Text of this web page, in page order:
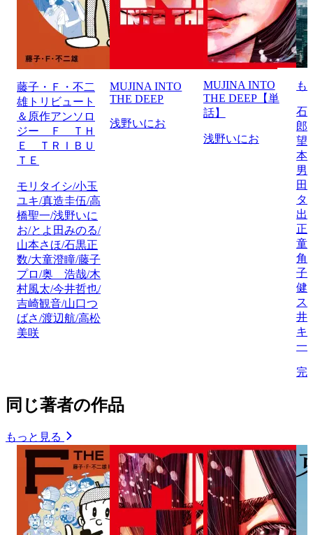
藤子・Ｆ・不二
雄トリビュート
＆原作アンソロ
ジー Ｆ ＴＨ
Ｅ ＴＲＩＢＵ
ＴＥ
モリタイシ/小玉
ユキ/真造圭伍/高
橋聖一/浅野いに
お/とよ田みのる/
山本さほ/石黒正
数/大童澄瞳/藤子
プロ/奥 浩哉/木
村風太/今井哲也/
吉崎観音/山口つ
ばさ/渡辺航/高松
美咲
MUJINA INTO
THE DEEP
浅野いにお
MUJINA INTO
THE DEEP【単
話】
浅野いにお
も
石
郎
望
本
男
田
タ
出
正
童
角
子/
健
ス
井
キ
一
完
同じ著者の作品
もっと見る